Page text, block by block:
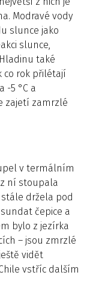
Modravé vody
slunce jako
slunce,
také
co rok přilétají
-5 °C a
zajetí zamrzlé
v termálním
ní stoupala
držela pod
čepice a
bylo z jezírka
– jsou zmrzlé
vidět
vstříc dalším